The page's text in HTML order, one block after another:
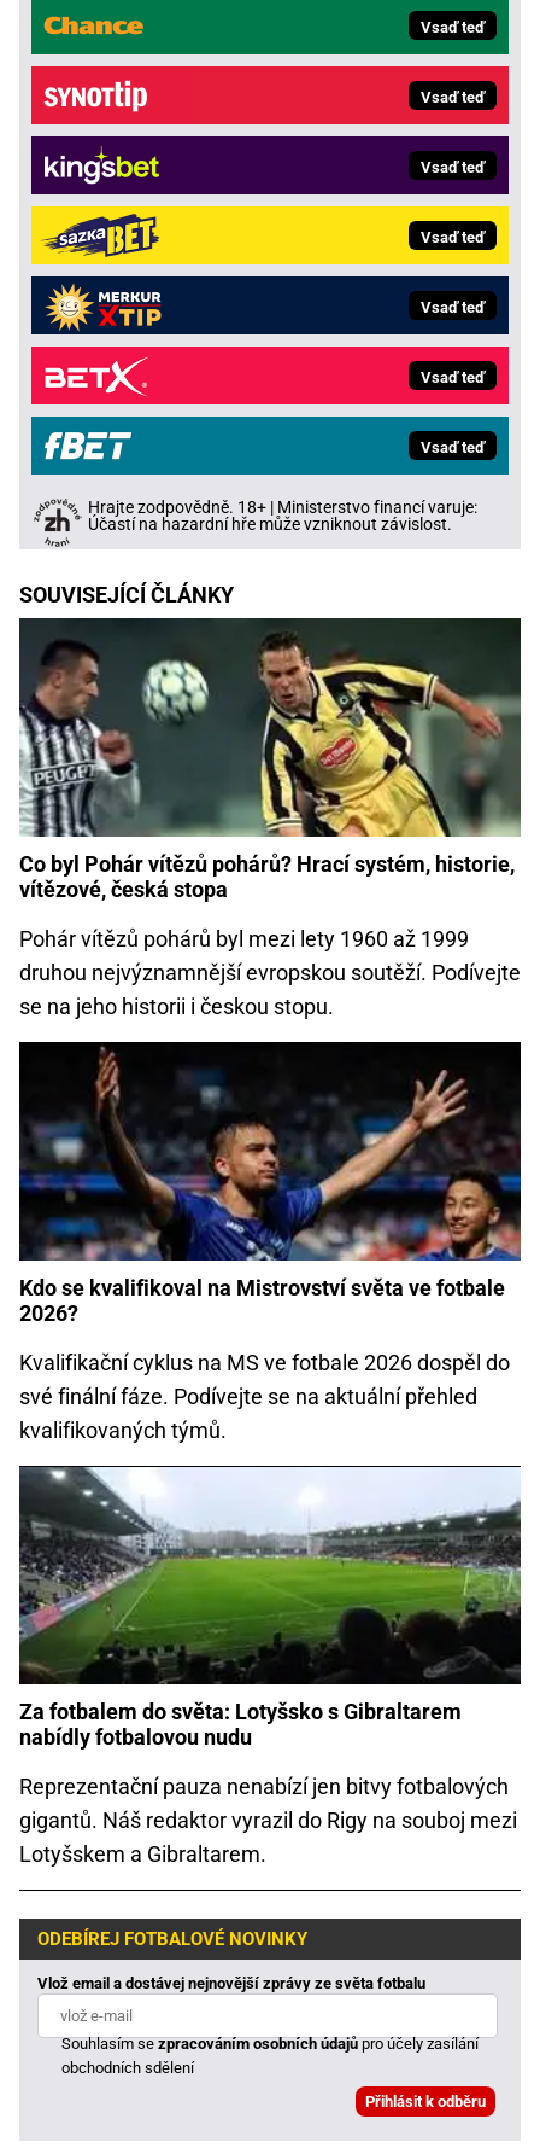
Vsaď teď
Vsaď teď
Vsaď teď
Vsaď teď
Vsaď teď
Vsaď teď
Vsaď teď
Hrajte zodpovědně. 18+ | Ministerstvo financí varuje:
Účastí na hazardní hře může vzniknout závislost.
SOUVISEJÍCÍ ČLÁNKY
Co byl Pohár vítězů pohárů? Hrací systém, historie,
vítězové, česká stopa
Pohár vítězů pohárů byl mezi lety 1960 až 1999
druhou nejvýznamnější evropskou soutěží. Podívejte
se na jeho historii i českou stopu.
Kdo se kvalifikoval na Mistrovství světa ve fotbale
2026?
Kvalifikační cyklus na MS ve fotbale 2026 dospěl do
své finální fáze. Podívejte se na aktuální přehled
kvalifikovaných týmů.
Za fotbalem do světa: Lotyšsko s Gibraltarem
nabídly fotbalovou nudu
Reprezentační pauza nenabízí jen bitvy fotbalových
gigantů. Náš redaktor vyrazil do Rigy na souboj mezi
Lotyšskem a Gibraltarem.
ODEBÍREJ FOTBALOVÉ NOVINKY
Vlož email a dostávej nejnovější zprávy ze světa fotbalu
Souhlasím sezpracováním osobních údajůpro účely zasílání
obchodních sdělení